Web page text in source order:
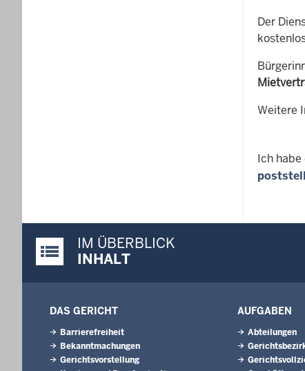
Der
Weitere
Ich habe
Justiz-Portal im Überblick:
IM ÜBERBLICK
INHALT
DAS GERICHT
Barrierefreiheit
Bekanntmachungen
Gerichtsvorstellung
AUFGABEN
Abteilungen